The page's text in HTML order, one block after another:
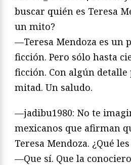
buscar quién es Teresa
un mito?
—Teresa Mendoza es un
ficción. Pero sólo hasta
ficción. Con algún
mitad. Un saludo.
—jadibu1980: No te
mexicanos que afirman
Teresa Mendoza. ¿Qué
—Que sí. Que la